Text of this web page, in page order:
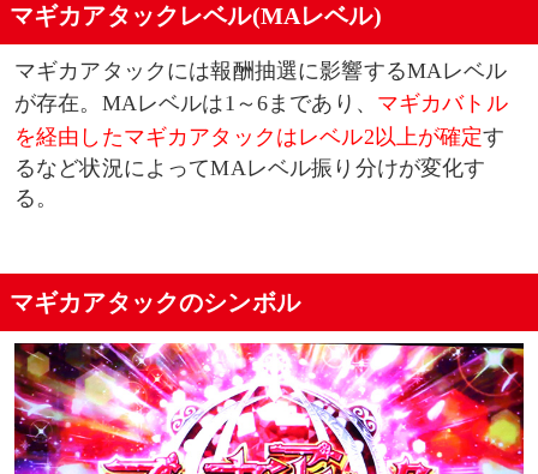
マギカアタックレベル(MAレベル)
マギカアタックには報酬抽選に影響するMAレベル
が存在。MAレベルは1～6まであり、 マギカバトル
を経由したマギカアタックはレベル2以上が確定す
るなど状況によってMAレベル振り分けが変化す
る。
マギカアタックのシンボル